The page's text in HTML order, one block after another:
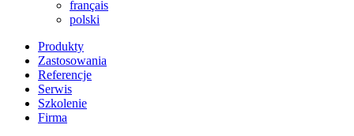
français
polski
Produkty
Zastosowania
Referencje
Serwis
Szkolenie
Firma